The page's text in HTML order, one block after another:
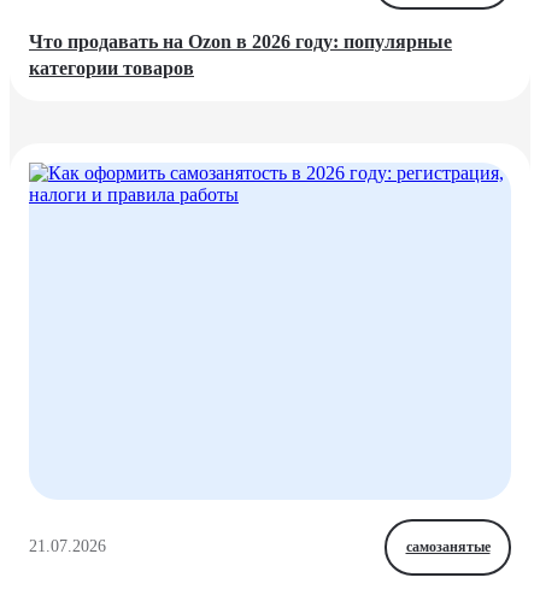
Что продавать на Ozon в 2026 году: популярные
категории товаров
21.07.2026 самозанятые